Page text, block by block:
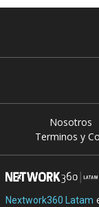
Nosotros
Terminos y
Nextwork360 Latam